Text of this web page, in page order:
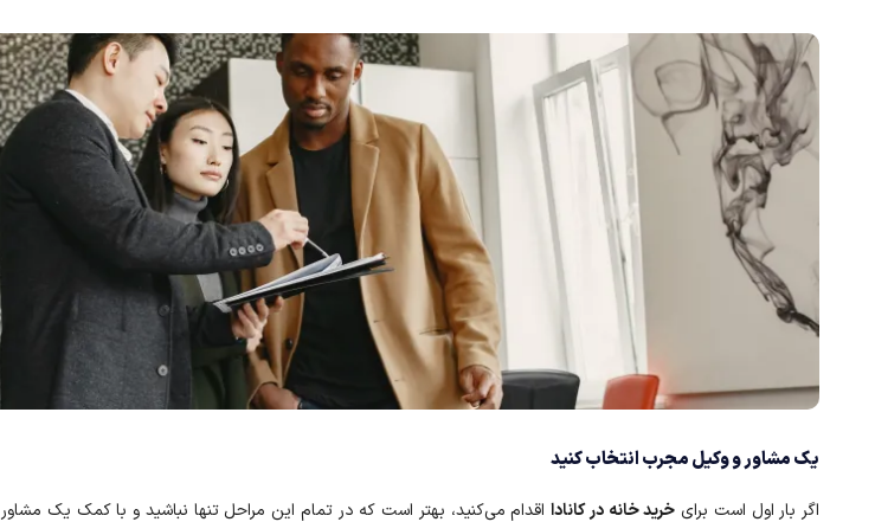
یک مشاور و وکیل مجرب انتخاب کنید
اگر بار اول است برای خرید خانه در کانادااقدام می‌کنید، بهتر است که در تمام این مراحل تنها نباشید و با کمک یک مشاور